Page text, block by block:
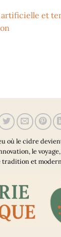
et
où le cidre
le
tradition et